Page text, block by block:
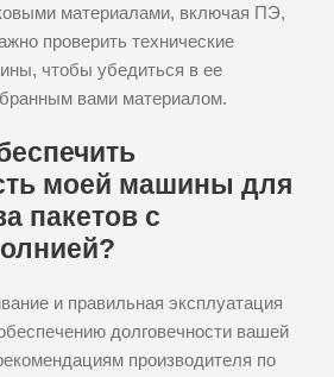
материалами, включая ПЭ,
проверить технические
чтобы убедиться в ее
вами материалом.
моей машины для
пакетов с
и правильная эксплуатация
долговечности вашей
производителя по